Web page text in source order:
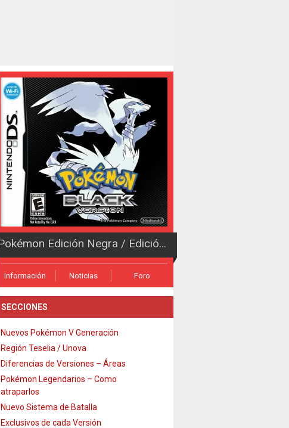
Pokémon Edición Negra / Edición Blanca
Información Noticias Foro
SECCIONES
Nuevos Pokémon V Generación
Región Teselia / Unova
Diferencias de Versiones – Áreas
Pokémon Legendarios – Como
atraparlos
Nuevo Sistema de Batalla
Exclusivos de cada Versión